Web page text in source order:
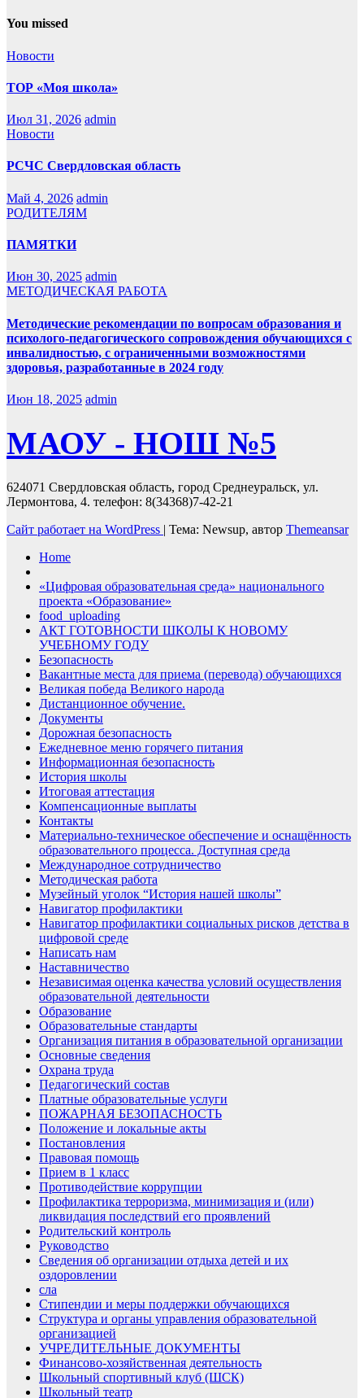
You missed
Новости
ТОР «Моя школа»
Июл 31, 2026 admin
Новости
РСЧС Свердловская область
Май 4, 2026 admin
РОДИТЕЛЯМ
ПАМЯТКИ
Июн 30, 2025 admin
МЕТОДИЧЕСКАЯ РАБОТА
Методические рекомендации по вопросам образования и
психолого-педагогического сопровождения обучающихся с
инвалидностью, с ограниченными возможностями
здоровья, разработанные в 2024 году
Июн 18, 2025 admin
МАОУ - НОШ №5
624071 Свердловская область, город Среднеуральск, ул.
Лермонтова, 4. телефон: 8(34368)7-42-21
Сайт работает на WordPress | Тема: Newsup, автор Themeansar
Home
«Цифровая образовательная среда» национального
проекта «Образование»
food_uploading
АКТ ГОТОВНОСТИ ШКОЛЫ К НОВОМУ
УЧЕБНОМУ ГОДУ
Безопасность
Вакантные места для приема (перевода) обучающихся
Великая победа Великого народа
Дистанционное обучение.
Документы
Дорожная безопасность
Ежедневное меню горячего питания
Информационная безопасность
История школы
Итоговая аттестация
Компенсационные выплаты
Контакты
Материально-техническое обеспечение и оснащённость
образовательного процесса. Доступная среда
Международное сотрудничество
Методическая работа
Музейный уголок “История нашей школы”
Навигатор профилактики
Навигатор профилактики социальных рисков детства в
цифровой среде
Написать нам
Наставничество
Независимая оценка качества условий осуществления
образовательной деятельности
Образование
Образовательные стандарты
Организация питания в образовательной организации
Основные сведения
Охрана труда
Педагогический состав
Платные образовательные услуги
ПОЖАРНАЯ БЕЗОПАСНОСТЬ
Положение и локальные акты
Постановления
Правовая помощь
Прием в 1 класс
Противодействие коррупции
Профилактика терроризма, минимизация и (или)
ликвидация последствий его проявлений
Родительский контроль
Руководство
Сведения об организации отдыха детей и их
оздоровлении
сла
Стипендии и меры поддержки обучающихся
Структура и органы управления образовательной
организацией
УЧРЕДИТЕЛЬНЫЕ ДОКУМЕНТЫ
Финансово-хозяйственная деятельность
Школьный спортивный клуб (ШСК)
Школьный театр